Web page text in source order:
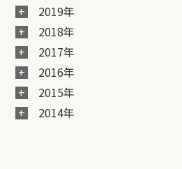
2019年
2018年
2017年
2016年
2015年
2014年